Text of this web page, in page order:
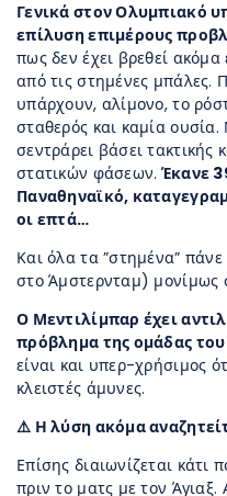
Γενικά στον Ολυμπιακό
επίλυση επιμέρους
πως δεν έχει βρεθεί ακόμα
από τις στημένες μπάλες.
υπάρχουν, αλίμονο, το
σταθερός και καμία
σεντράρει βάσει τακτικής
στατικών φάσεων. Έκανε
Παναθηναϊκό,
οι επτά…
Και όλα τα ”στημένα”
στο Άμστερνταμ) μονίμως
Ο Μεντιλίμπαρ έχει
πρόβλημα της ομάδας του
είναι και υπερ-χρήσιμος
κλειστές άμυνες.
⚠️ Η λύση ακόμα
Επίσης διαιωνίζεται κάτι
πριν το ματς με τον